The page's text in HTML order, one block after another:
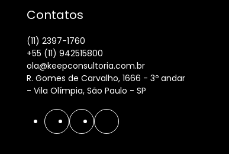
Contatos
(11) 2397-1760
+55 (11) 942515800
ola@keepconsultoria.com.br
R. Gomes de Carvalho, 1666 - 3º andar
- Vila Olímpia, São Paulo - SP